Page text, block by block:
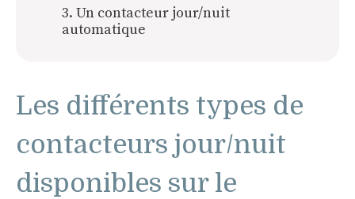
3. Un contacteur jour/nuit
automatique
Les différents types de
contacteurs jour/nuit
disponibles sur le